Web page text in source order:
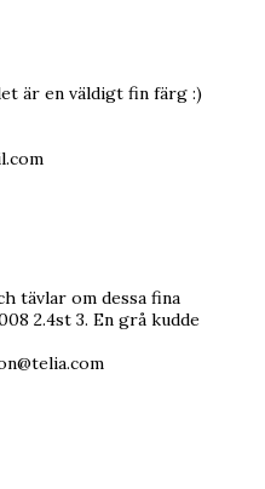
är en väldigt fin färg :)
tävlar om dessa fina
2.4st 3. En grå kudde